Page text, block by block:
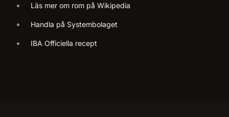
Läs mer om rom på Wikipedia
Handla på Systembolaget
IBA Officiella recept